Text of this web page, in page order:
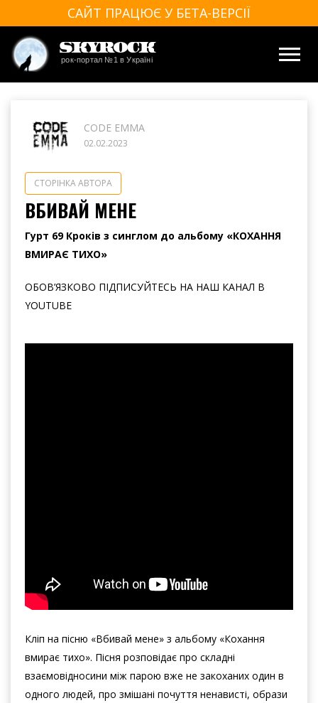
САЙТ ПРАЦЮЄ У БЕТА-ВЕРСІЇ
SkyRock
рок-портал №1 в Україні
CODE EMMA
02.02.2023
СТОРІНКА АВТОРА
ВБИВАЙ МЕНЕ
Гурт 69 Кроків з синглом до альбому «КОХАННЯ
ВМИРАЄ ТИХО»
ОБОВ’ЯЗКОВО ПІДПИСУЙТЕСЬ НА НАШ КАНАЛ В
YOUTUBE
Кліп на пісню «Вбивай мене» з альбому «Кохання
вмирає тихо». Пісня розповідає про складні
взаємовідносини між парою вже не закоханих один в
одного людей, про змішані почуття ненависті, образи